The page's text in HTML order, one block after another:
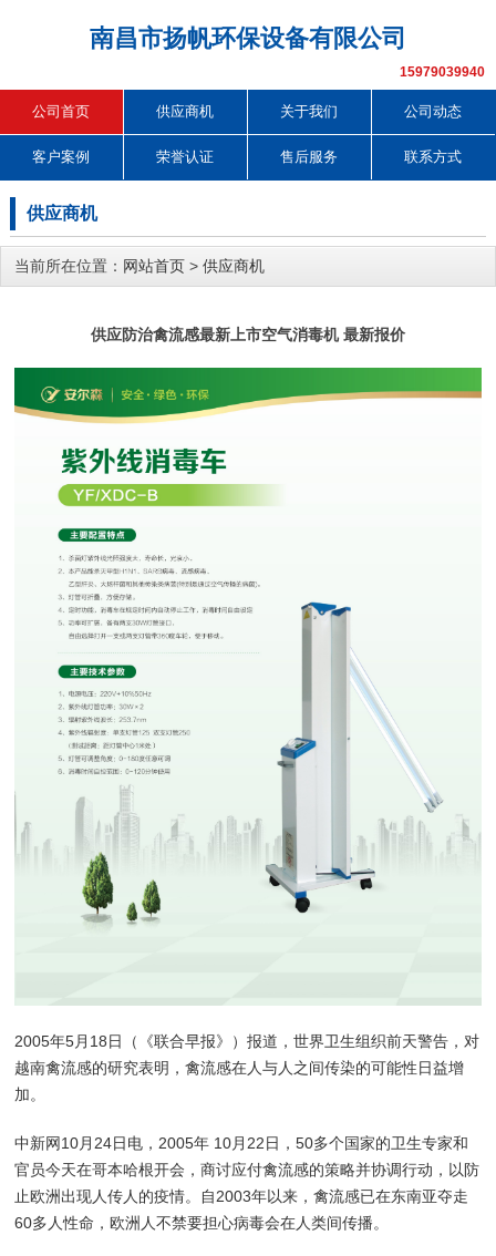
南昌市扬帆环保设备有限公司
15979039940
公司首页 供应商机 关于我们 公司动态
客户案例 荣誉认证 售后服务 联系方式
供应商机
当前所在位置： 网站首页 > 供应商机
供应防治禽流感最新上市空气消毒机 最新报价
2005年5月18日（《联合早报》）报道，世界卫生组织前天警告，对
越南禽流感的研究表明，禽流感在人与人之间传染的可能性日益增
加。
中新网10月24日电，2005年 10月22日，50多个国家的卫生专家和
官员今天在哥本哈根开会，商讨应付禽流感的策略并协调行动，以防
止欧洲出现人传人的疫情。自2003年以来，禽流感已在东南亚夺走
60多人性命，欧洲人不禁要担心病毒会在人类间传播。